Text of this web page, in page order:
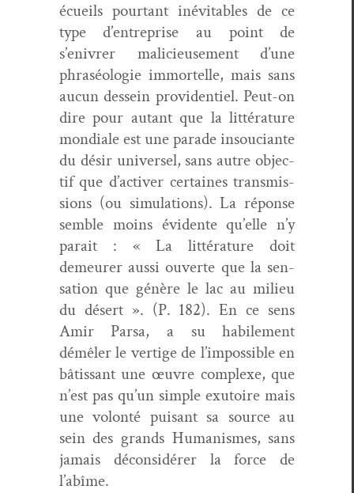
écueils pour­tant inévita­bles de ce
type d’entreprise au point de
s’enivrer mali­cieuse­ment d’une
phraséolo­gie immortelle, mais sans
aucun des­sein prov­i­den­tiel. Peut-on
dire pour autant que la lit­téra­ture
mon­di­ale est une parade insou­ciante
du désir uni­versel, sans autre objec­
tif que d’activer cer­taines trans­mis­
sions (ou sim­u­la­tions). La réponse
sem­ble moins évi­dente qu’elle n’y
parait : « La lit­téra­ture doit
demeur­er aus­si ouverte que la sen­
sa­tion que génère le lac au milieu
du désert ». (P. 182). En ce sens
Amir Parsa, a su habile­ment
démêler le ver­tige de l’impossible en
bâtis­sant une œuvre com­plexe, que
n’est pas qu’un sim­ple exu­toire mais
une volon­té puisant sa source au
sein des grands Human­ismes, sans
jamais décon­sid­ér­er la force de
l’abîme.